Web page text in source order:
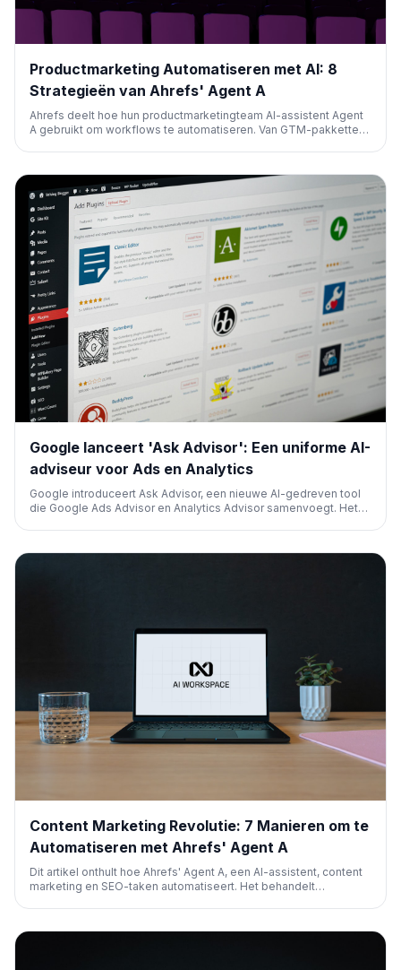
Productmarketing Automatiseren met AI: 8
Strategieën van Ahrefs' Agent A
Ahrefs deelt hoe hun productmarketingteam AI-assistent Agent
A gebruikt om workflows te automatiseren. Van GTM-pakketten
Google lanceert 'Ask Advisor': Een uniforme AI-
adviseur voor Ads en Analytics
Google introduceert Ask Advisor, een nieuwe AI-gedreven tool
die Google Ads Advisor en Analytics Advisor samenvoegt. Het
hun marketingdoelen efficiënter te bereiken.
Content Marketing Revolutie: 7 Manieren om te
Automatiseren met Ahrefs' Agent A
Dit artikel onthult hoe Ahrefs' Agent A, een AI-assistent, content
marketing en SEO-taken automatiseert. Het behandelt
efficiëntie voor marketeers aanzienlijk verhoogt.